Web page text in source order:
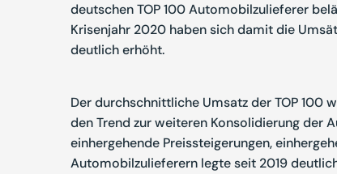
deutschen TOP 100 Automobilzulieferer
Krisenjahr 2020 haben sich damit die
deutlich erhöht.
Der durchschnittliche Umsatz der TOP 100
den Trend zur weiteren Konsolidierung der
einhergehende Preissteigerungen,
Automobilzulieferern legte seit 2019